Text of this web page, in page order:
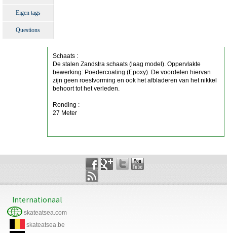
Eigen tags
Questions
Schaats :
De stalen Zandstra schaats (laag model). Oppervlakte
bewerking: Poedercoating (Epoxy). De voordelen hiervan
zijn geen roestvorming en ook het afbladeren van het nikkel
behoort tot het verleden.
Ronding :
27 Meter
Internationaal
skateatsea.com
skateatsea.be